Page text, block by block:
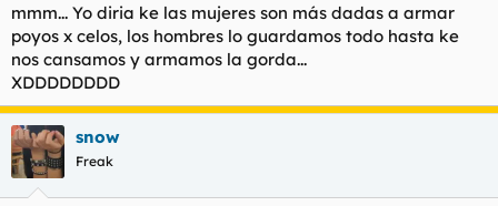
mmm... Yo diria ke las mujeres son más dadas a armar
poyos x celos, los hombres lo guardamos todo hasta ke
nos cansamos y armamos la gorda...
XDDDDDDDD
snow
Freak